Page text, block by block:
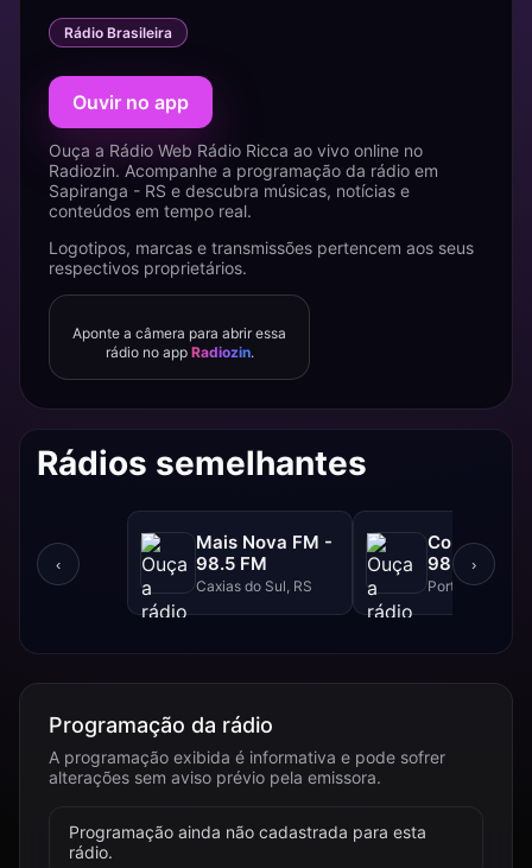
Rádio Brasileira
Ouvir no app
Ouça a Rádio Web Rádio Ricca ao vivo online no
Radiozin. Acompanhe a programação da rádio em
Sapiranga - RS e descubra músicas, notícias e
conteúdos em tempo real.
Logotipos, marcas e transmissões pertencem aos seus
respectivos proprietários.
Aponte a câmera para abrir essa
rádio no app Radiozin.
Rádios semelhantes
‹
Mais Nova FM -
98.5 FM
Caxias do Sul, RS
98.3 FM
Porto Alegre,
›
Programação da rádio
A programação exibida é informativa e pode sofrer
alterações sem aviso prévio pela emissora.
Programação ainda não cadastrada para esta
rádio.